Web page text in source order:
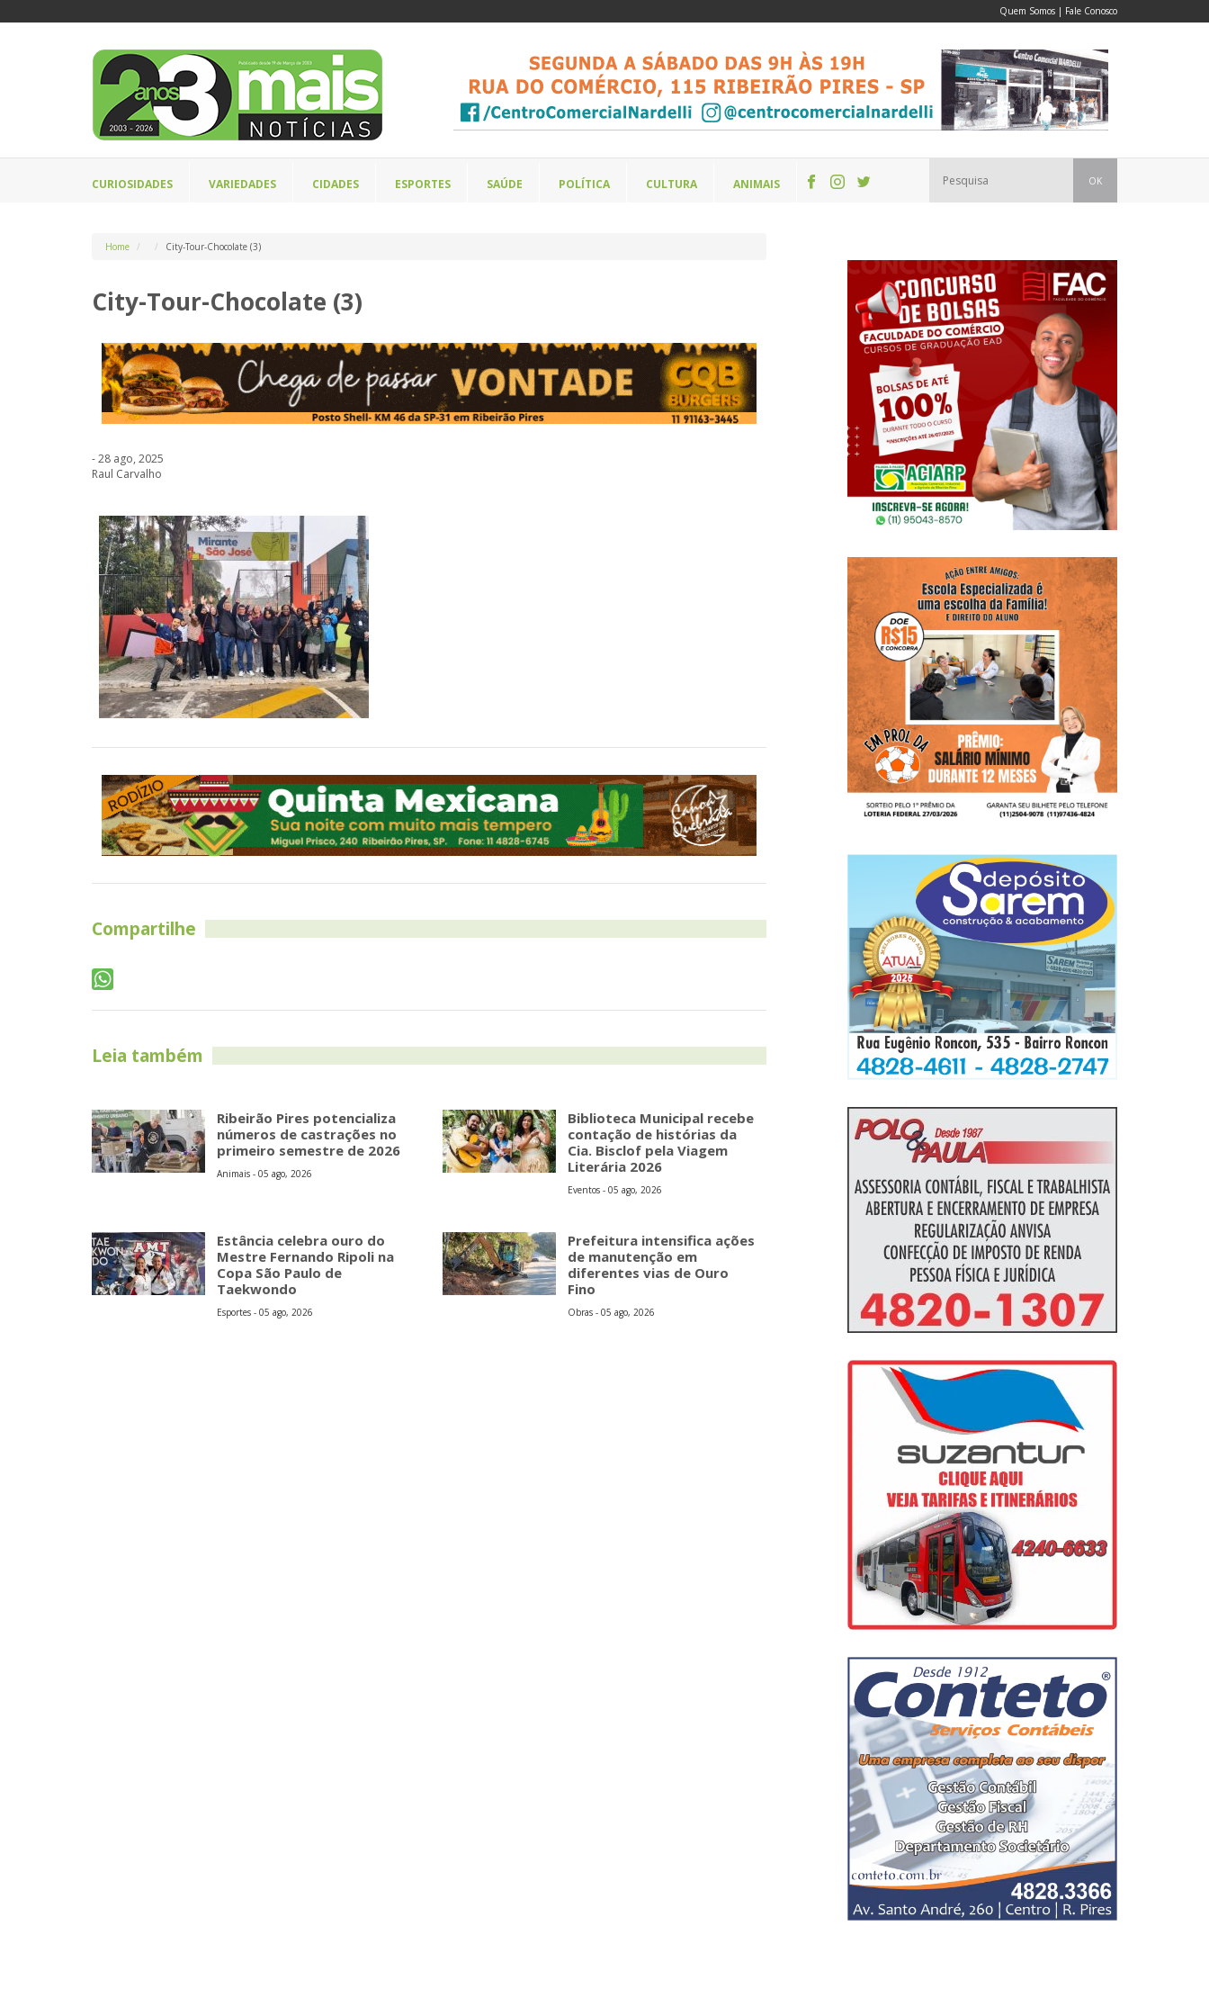
Quem Somos | Fale Conosco
CURIOSIDADES VARIEDADES CIDADES ESPORTES SAÚDE POLÍTICA CULTURA ANIMAIS OK
Home City-Tour-Chocolate (3)
City-Tour-Chocolate (3)
- 28 ago, 2025
Raul Carvalho
Compartilhe
Leia também
Ribeirão Pires potencializa
números de castrações no
primeiro semestre de 2026
Animais - 05 ago, 2026
Biblioteca Municipal recebe
contação de histórias da
Cia. Bisclof pela Viagem
Literária 2026
Eventos - 05 ago, 2026
Estância celebra ouro do
Mestre Fernando Ripoli na
Copa São Paulo de
Taekwondo
Esportes - 05 ago, 2026
Prefeitura intensifica ações
de manutenção em
diferentes vias de Ouro
Fino
Obras - 05 ago, 2026